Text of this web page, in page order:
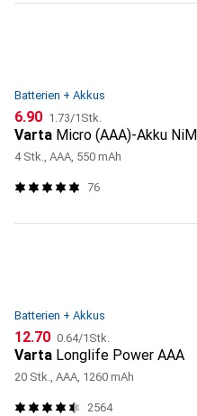
Batterien + Akkus
CHF
6.90 CHF
1.73/1Stk.
Varta Micro (AAA)-Akku
4 Stk., AAA, 550 mAh
76
Batterien + Akkus
CHF
12.70 CHF
0.64/1Stk.
Varta Longlife Power AAA
20 Stk., AAA, 1260 mAh
2564